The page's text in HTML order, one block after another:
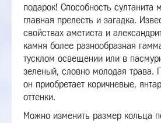
подарок! Способность султанита
главная прелесть и загадка.
свойствах аметиста и
камня более разнообразная
тусклом освещении или в
зеленый, словно молодая трава.
он приобретает коричневые,
оттенки.
Можно изменить размер кольца